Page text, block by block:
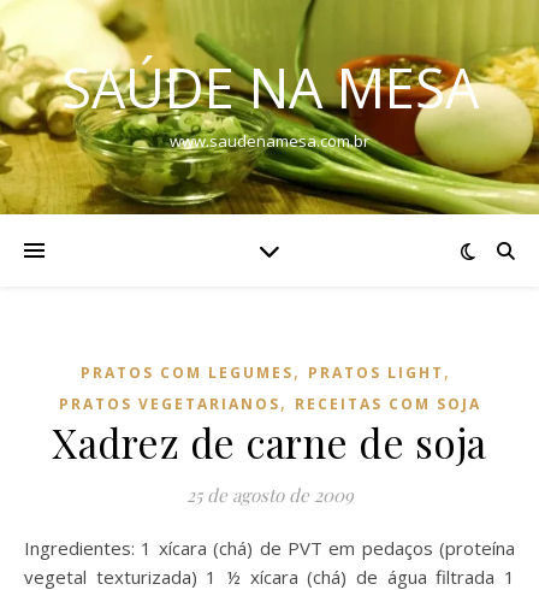
SAÚDE NA MESA
www.saudenamesa.com.br
PRATOS COM LEGUMES, PRATOS LIGHT ,
PRATOS VEGETARIANOS, RECEITAS COM SOJA
Xadrez de carne de soja
25 de agosto de 2009
Ingredientes: 1 xícara (chá) de PVT em pedaços (proteína
vegetal texturizada) 1 ½ xícara (chá) de água filtrada 1